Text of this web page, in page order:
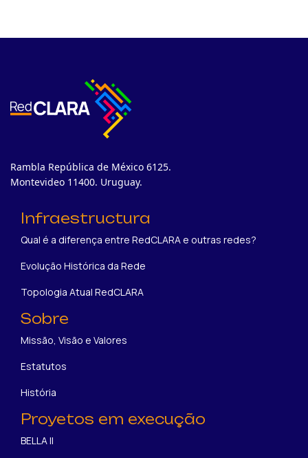
Rambla República de México 6125.
Montevideo 11400. Uruguay.
Infraestructura
Qual é a diferença entre RedCLARA e outras redes?
Evolução Histórica da Rede
Topologia Atual RedCLARA
Sobre
Missão, Visão e Valores
Estatutos
História
Proyetos em execução
BELLA II